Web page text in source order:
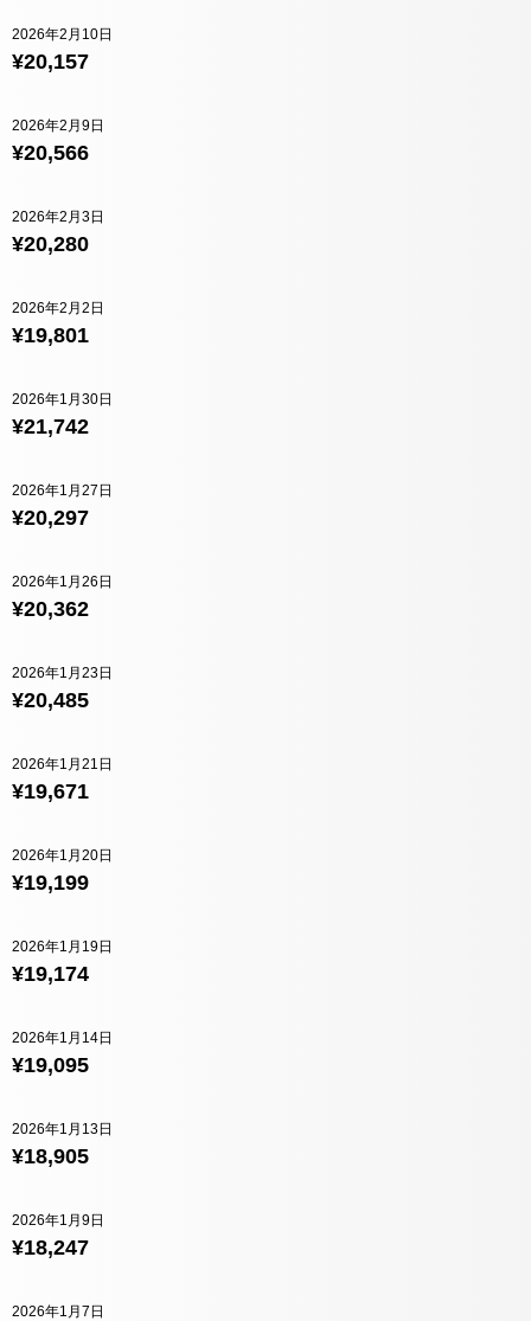
¥20,157
2026年2月10日
¥20,566
2026年2月9日
¥20,280
2026年2月3日
¥19,801
2026年2月2日
¥21,742
2026年1月30日
¥20,297
2026年1月27日
¥20,362
2026年1月26日
¥20,485
2026年1月23日
¥19,671
2026年1月21日
¥19,199
2026年1月20日
¥19,174
2026年1月19日
¥19,095
2026年1月14日
¥18,905
2026年1月13日
¥18,247
2026年1月9日
2026年1月7日